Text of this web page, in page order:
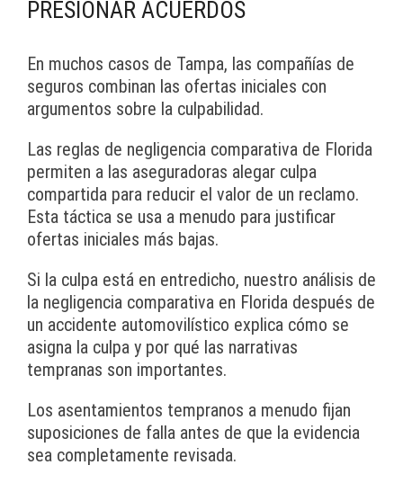
PRESIONAR ACUERDOS
En muchos casos de Tampa, las compañías de
seguros combinan las ofertas iniciales con
argumentos sobre la culpabilidad.
Las reglas de negligencia comparativa de Florida
permiten a las aseguradoras alegar culpa
compartida para reducir el valor de un reclamo.
Esta táctica se usa a menudo para justificar
ofertas iniciales más bajas.
Si la culpa está en entredicho, nuestro análisis de
la negligencia comparativa en Florida después de
un accidente automovilístico explica cómo se
asigna la culpa y por qué las narrativas
tempranas son importantes.
Los asentamientos tempranos a menudo fijan
suposiciones de falla antes de que la evidencia
sea completamente revisada.